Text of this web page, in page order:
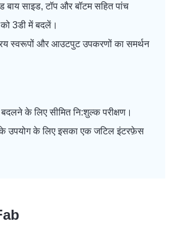
बाय साइड, टॉप और बॉटम सहित पांच
को 3डी में बदलें।
स्वरूपों और आउटपुट उपकरणों का समर्थन
के लिए सीमित नि:शुल्क परीक्षण।
उपयोग के लिए इसका एक जटिल इंटरफ़ेस